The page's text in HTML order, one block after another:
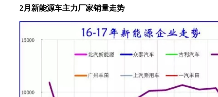
2月新能源车主力厂家销量走势